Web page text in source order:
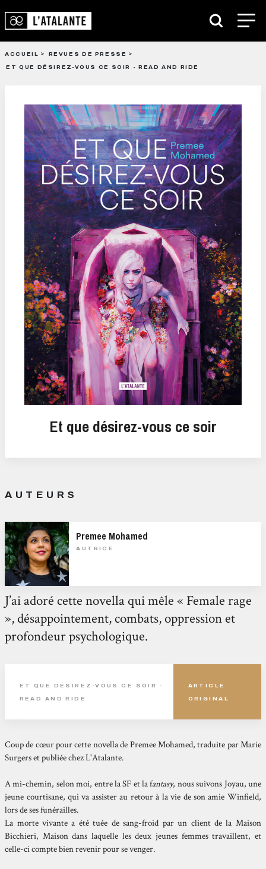
ACCUEIL
REVUES DE PRESSE
ET QUE DÉSIREZ-VOUS CE SOIR - READ AND RIDE
Et que désirez-vous ce soir
AUTEURS
Premee Mohamed
AUTRICE
J’ai adoré cette novella qui mêle « Female rage
», désappointement, combats, oppression et
profondeur psychologique.
ET QUE DÉSIREZ-VOUS CE SOIR -
READ AND RIDE
ARTICLE
ORIGINAL
Coup de cœur pour cette novella de Premee Mohamed, traduite par Marie
Surgers et publiée chez L'Atalante.
A mi-chemin, selon moi, entre la SF et la fantasy, nous suivons Joyau, une
jeune courtisane, qui va assister au retour à la vie de son amie Winfield,
lors de ses funérailles.
La morte vivante a été tuée de sang-froid par un client de la Maison
Bicchieri, Maison dans laquelle les deux jeunes femmes travaillent, et
celle-ci compte bien revenir pour se venger.